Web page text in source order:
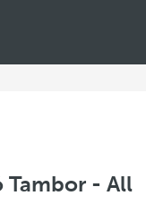
Tambor - All